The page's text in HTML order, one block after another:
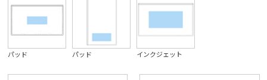
パッド パッド インクジェット